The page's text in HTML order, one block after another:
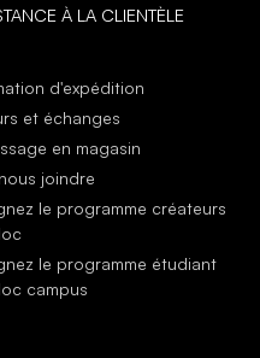
À LA CLIENTÈLE
d'expédition
et échanges
en magasin
joindre
le programme créateurs
le programme étudiant
campus